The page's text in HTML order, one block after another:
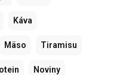
Káva
Mäso Tiramisu
Noviny